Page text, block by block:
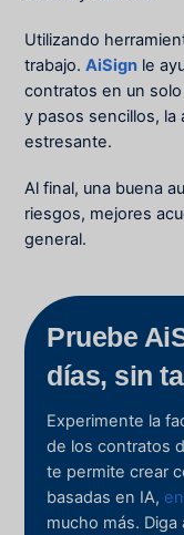
Utilizando
trabajo. AiSign le
contratos en un
y pasos sencillos,
estresante.
Al final, una buena
riesgos, mejores
general.
Pruebe
días, sin
Experimente la
de los contratos
te permite crear
basadas en IA,
mucho más.